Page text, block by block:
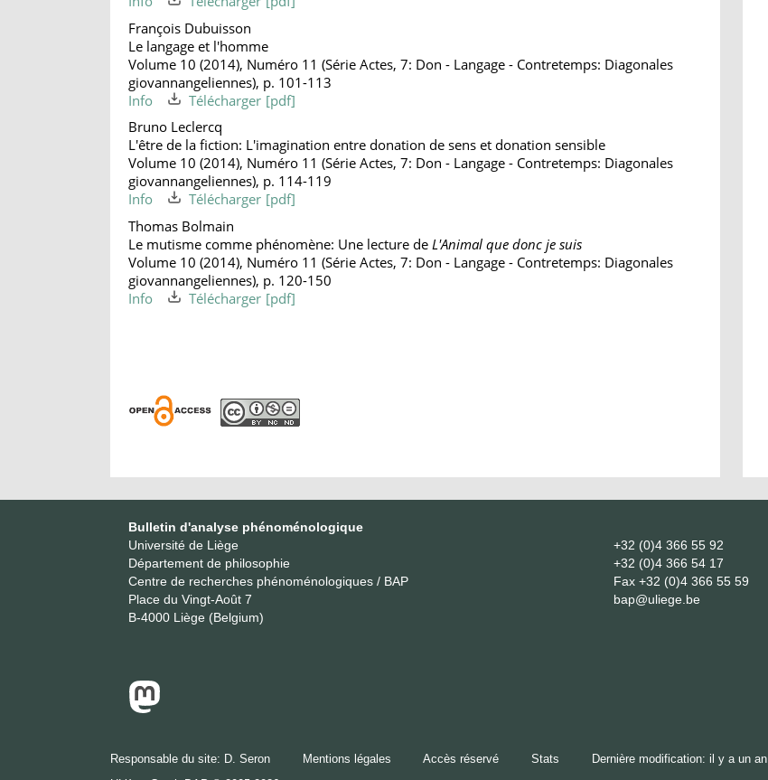
François Dubuisson
Le langage et l'homme
Volume 10 (2014), Numéro 11 (Série Actes, 7: Don - Langage - Contretemps: Diagonales
giovannangeliennes), p. 101-113
Info
Télécharger
Bruno Leclercq
L'être de la fiction: L'imagination entre donation de sens et donation sensible
Volume 10 (2014), Numéro 11 (Série Actes, 7: Don - Langage - Contretemps: Diagonales
giovannangeliennes), p. 114-119
Info
Télécharger
Thomas Bolmain
Le mutisme comme phénomène: Une lecture de L'Animal que donc je suis
Volume 10 (2014), Numéro 11 (Série Actes, 7: Don - Langage - Contretemps: Diagonales
giovannangeliennes), p. 120-150
Info
Télécharger
Bulletin d'analyse phénoménologique
Université de Liège
Département de philosophie
Centre de recherches phénoménologiques / BAP
Place du Vingt-Août 7
B-4000 Liège (Belgium)
+32 (0)4 366 55 92
+32 (0)4 366 54 17
Fax +32 (0)4 366 55 59
bap@uliege.be
Responsable du site: D. Seron Mentions légales Accès réservé Stats
Dernière modification: il y a un an